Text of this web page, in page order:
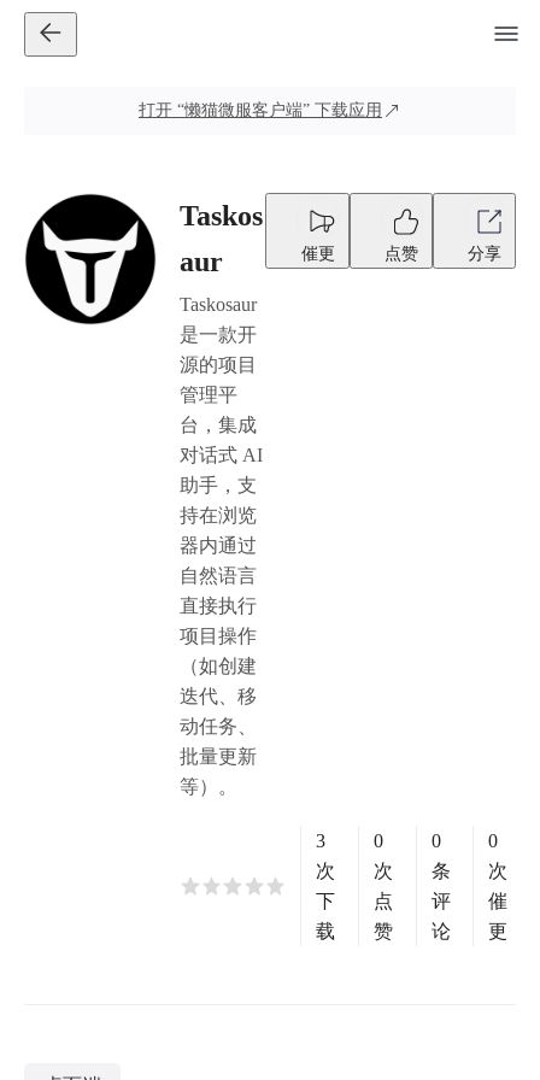
打开 “懒猫微服客户端” 下载应用
Taskos
aur
Taskosaur
是一款开
源的项目
管理平
台，集成
对话式 AI
助手，支
持在浏览
器内通过
自然语言
直接执行
项目操作
（如创建
迭代、移
动任务、
批量更新
等）。
催更 点赞 分享
3
次
下
载
0
次
点
赞
0
条
评
论
0
次
催
更